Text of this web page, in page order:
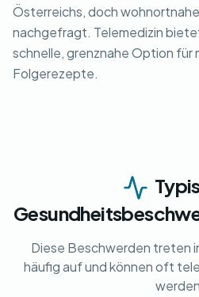
Österreichs, doch
nachgefragt. Telemedizin
schnelle, grenznahe Option für
Folgerezepte.
Diese Beschwerden treten
häufig auf und können oft
werden